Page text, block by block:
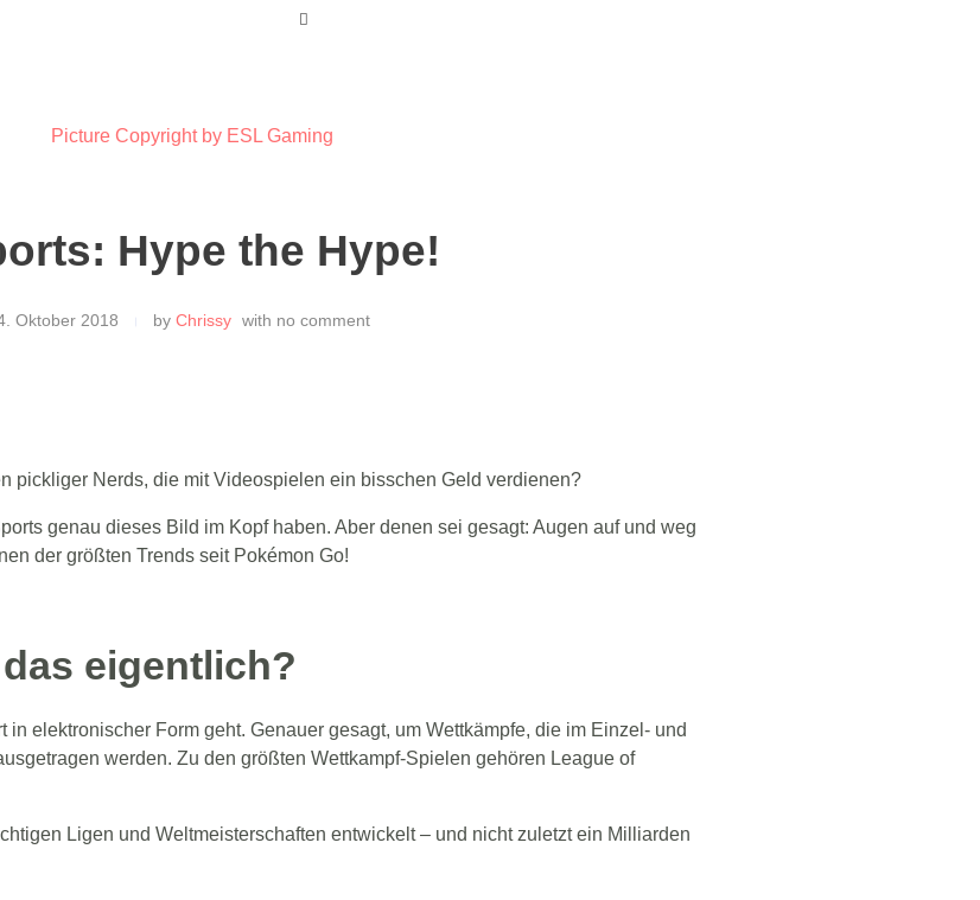
Hype the Hype!
Oktober 2018 by Chrissy with no comment
pickliger Nerds, die mit Videospielen ein bisschen Geld verdienen?
genau dieses Bild im Kopf haben. Aber denen sei gesagt: Augen auf und weg
der größten Trends seit Pokémon Go!
eigentlich?
in elektronischer Form geht. Genauer gesagt, um Wettkämpfe, die im Einzel- und
werden. Zu den größten Wettkampf-Spielen gehören League of
Ligen und Weltmeisterschaften entwickelt – und nicht zuletzt ein Milliarden